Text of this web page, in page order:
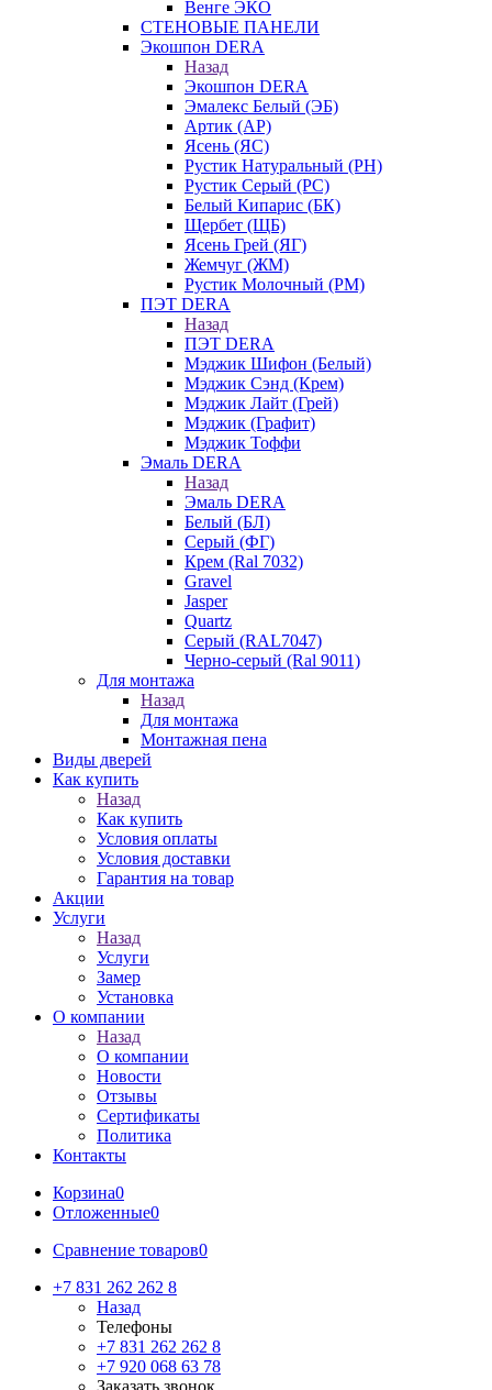
Венге ЭКО
СТЕНОВЫЕ ПАНЕЛИ
Экошпон DERA
Назад
Экошпон DERA
Эмалекс Белый (ЭБ)
Артик (АР)
Ясень (ЯС)
Рустик Натуральный (РН)
Рустик Серый (РС)
Белый Кипарис (БК)
Щербет (ЩБ)
Ясень Грей (ЯГ)
Жемчуг (ЖМ)
Рустик Молочный (РМ)
ПЭТ DERA
Назад
ПЭТ DERA
Мэджик Шифон (Белый)
Мэджик Сэнд (Крем)
Мэджик Лайт (Грей)
Мэджик (Графит)
Мэджик Тоффи
Эмаль DERA
Назад
Эмаль DERA
Белый (БЛ)
Серый (ФГ)
Крем (Ral 7032)
Gravel
Jasper
Quartz
Серый (RAL7047)
Черно-серый (Ral 9011)
Для монтажа
Назад
Для монтажа
Монтажная пена
Виды дверей
Как купить
Назад
Как купить
Условия оплаты
Условия доставки
Гарантия на товар
Акции
Услуги
Назад
Услуги
Замер
Установка
О компании
Назад
О компании
Новости
Отзывы
Сертификаты
Политика
Контакты
Корзина0
Отложенные0
Сравнение товаров0
+7 831 262 262 8
Назад
Телефоны
+7 831 262 262 8
+7 920 068 63 78
Заказать звонок